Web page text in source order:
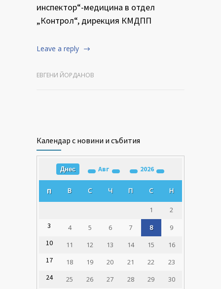
инспектор“-медицина в отдел
„Контрол“, дирекция КМДПП
Leave a reply
ЕВГЕНИ ЙОРДАНОВ
Календар с новини и събития
Днес Авг 2026
П В С Ч П С Н
1
2
3
4 5 6 7 8
9
10
11 12 13 14 15
16
17
18 19 20 21 22
23
24
25 26 27 28 29
30